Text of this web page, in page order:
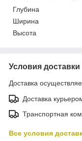
Глубина
Ширина
Высота
Условия доставки
Доставка
Доставка
Транспортная
Все условия